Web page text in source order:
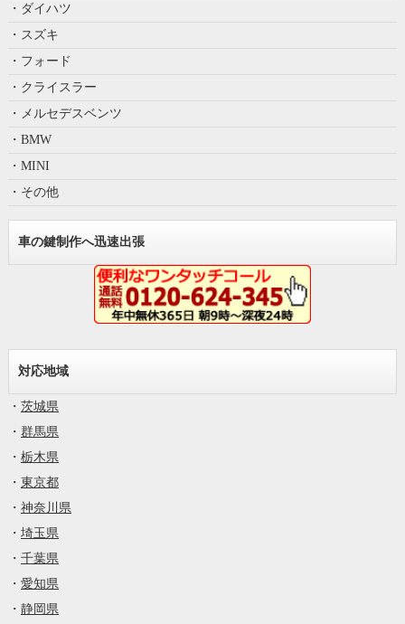
・ダイハツ
・スズキ
・フォード
・クライスラー
・メルセデスベンツ
・BMW
・MINI
・その他
車の鍵制作へ迅速出張
対応地域
・ 茨城県
・ 群馬県
・ 栃木県
・ 東京都
・ 神奈川県
・ 埼玉県
・ 千葉県
・ 愛知県
・ 静岡県